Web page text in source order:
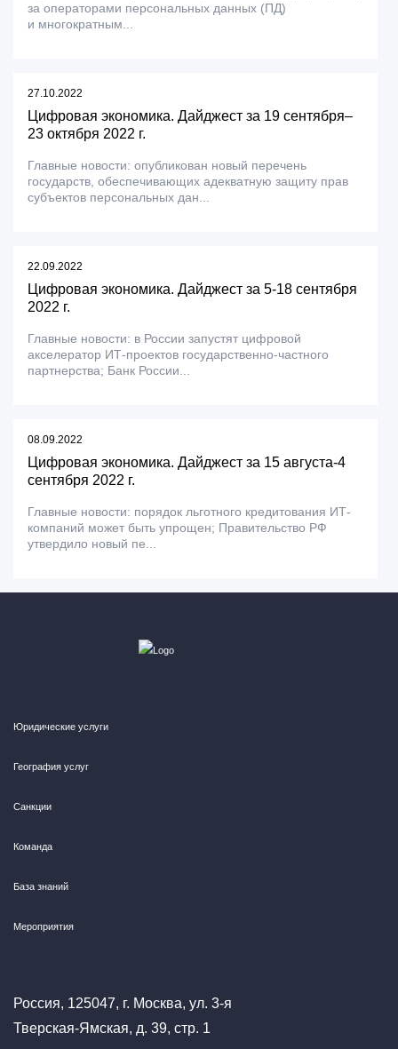
за операторами персональных данных (ПД)
и многократным...
27.10.2022
Цифровая экономика. Дайджест за 19 сентября–
23 октября 2022 г.
Главные новости: опубликован новый перечень
государств, обеспечивающих адекватную защиту прав
субъектов персональных дан...
22.09.2022
Цифровая экономика. Дайджест за 5-18 сентября
2022 г.
Главные новости: в России запустят цифровой
акселератор ИТ-проектов государственно-частного
партнерства; Банк России...
08.09.2022
Цифровая экономика. Дайджест за 15 августа-4
сентября 2022 г.
Главные новости: порядок льготного кредитования ИТ-
компаний может быть упрощен; Правительство РФ
утвердило новый пе...
Юридические услуги
География услуг
Санкции
Команда
База знаний
Мероприятия
Россия, 125047, г. Москва, ул. 3-я
Тверская-Ямская, д. 39, стр. 1